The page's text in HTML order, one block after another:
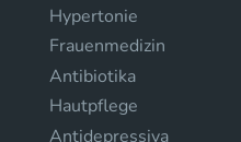
Hypertonie
Frauenmedizin
Antibiotika
Hautpflege
Antidepressiva